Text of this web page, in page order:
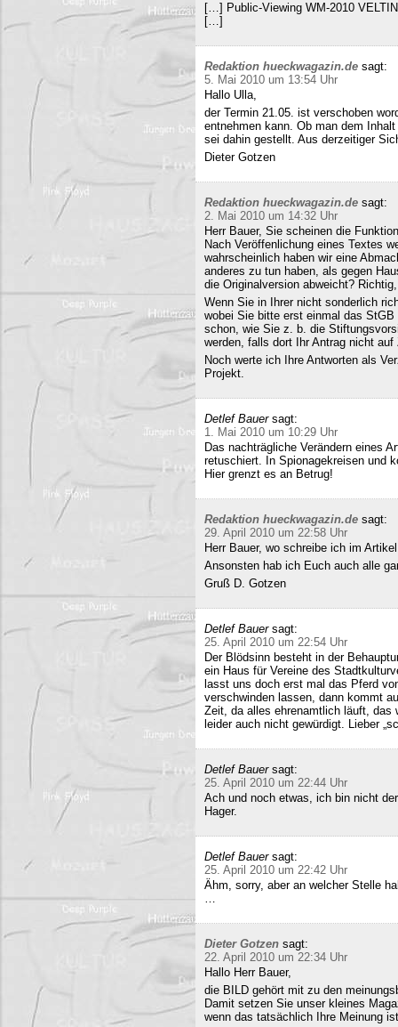
[…] Public-Viewing WM-2010
[…]
Redaktion hueckwagazin.de sagt:
5. Mai 2010 um 13:54 Uhr
Hallo Ulla,
der Termin 21.05. ist verschoben
entnehmen kann. Ob man dem
sei dahin gestellt. Aus derzeitiger
Dieter Gotzen
Redaktion hueckwagazin.de sagt:
2. Mai 2010 um 14:32 Uhr
Herr Bauer, Sie scheinen die
Nach Veröffenlichung eines Textes
wahrscheinlich haben wir eine
anderes zu tun haben, als gegen
die Originalversion abweicht?
Wenn Sie in Ihrer nicht sonderlich
wobei Sie bitte erst einmal das
schon, wie Sie z. b. die
werden, falls dort Ihr Antrag nicht
Noch werte ich Ihre Antworten als
Projekt.
Detlef Bauer sagt:
1. Mai 2010 um 10:29 Uhr
Das nachträgliche Verändern eines
retuschiert. In Spionagekreisen und
Hier grenzt es an Betrug!
Redaktion hueckwagazin.de sagt:
29. April 2010 um 22:58 Uhr
Herr Bauer, wo schreibe ich im
Ansonsten hab ich Euch auch alle
Gruß D. Gotzen
Detlef Bauer sagt:
25. April 2010 um 22:54 Uhr
Der Blödsinn besteht in der
ein Haus für Vereine des
lasst uns doch erst mal das Pferd
verschwinden lassen, dann kommt
Zeit, da alles ehrenamtlich läuft, das
leider auch nicht gewürdigt. Lieber
Detlef Bauer sagt:
25. April 2010 um 22:44 Uhr
Ach und noch etwas, ich bin nicht
Hager.
Detlef Bauer sagt:
25. April 2010 um 22:42 Uhr
Ähm, sorry, aber an welcher Stelle
…
Dieter Gotzen sagt:
22. April 2010 um 22:34 Uhr
Hallo Herr Bauer,
die BILD gehört mit zu den
Damit setzen Sie unser kleines
wenn das tatsächlich Ihre Meinung